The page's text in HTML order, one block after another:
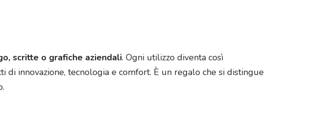
scritte o grafiche aziendali. Ogni utilizzo diventa così
di innovazione, tecnologia e comfort. È un regalo che si distingue